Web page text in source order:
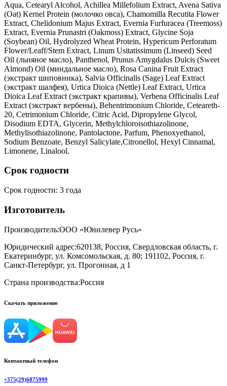
Aqua, Cetearyl Alcohol, Achillea Millefolium Extract, Avena Sativa
(Oat) Kernel Protein (молочко овса), Chamomilla Recutita Flower
Extract, Chelidonium Majus Extract, Evernia Furfuracea (Treemoss)
Extract, Evernia Prunastri (Oakmoss) Extract, Glycine Soja
(Soybean) Oil, Hydrolyzed Wheat Protein, Hypericum Perforatum
Flower/Leaff/Stem Extract, Linum Usitatissimum (Linseed) Seed
Oil (льняное масло), Panthenol, Prunus Amygdalus Dulcis (Sweet
Almond) Oil (миндальное масло), Rosa Canina Fruit Extract
(экстракт шиповника), Salvia Officinalis (Sage) Leaf Extract
(экстракт шалфея), Urtica Dioica (Nettle) Leaf Extract, Urtica
Dioica Leaf Extract (экстракт крапивы), Verbena Officinalis Leaf
Extract (экстракт вербены), Behentrimonium Chloride, Ceteareth-
20, Cetrimonium Chloride, Citric Acid, Dipropylene Glycol,
Disodium EDTA, Glycerin, Methylchloroisothiazolinone,
Methylisothiazolinone, Pantolactone, Parfum, Phenoxyethanol,
Sodium Benzoate, Benzyl Salicylate,Citronellol, Hexyl Cinnamal,
Limonene, Linalool.
Срок годности
Срок годности: 3 года
Изготовитель
Производитель:ООО «Юнилевер Русь»
Юридический адрес:620138, Россия, Свердловская область, г.
Екатеринбург, ул. Комсомольская, д. 80; 191102, Россия, г.
Санкт-Петербург, ул. Прогонная, д 1
Страна производства:Россия
Скачать приложение
Контактный телефон
+375(29)6875999